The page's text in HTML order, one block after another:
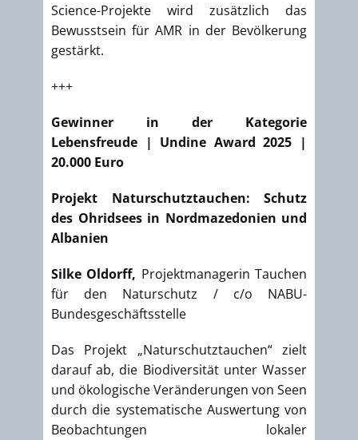
Science-Projekte wird zusätzlich das
Bewusstsein für AMR in der Bevölkerung
gestärkt.
+++
Gewinner in der Kategorie
Lebensfreude | Undine Award 2025 |
20.000 Euro
Projekt Naturschutztauchen: Schutz
des Ohridsees in Nordmazedonien und
Albanien
Silke Oldorff, Projektmanagerin Tauchen
für den Naturschutz / c/o NABU-
Bundesgeschäftsstelle
Das Projekt „Naturschutztauchen“ zielt
darauf ab, die Biodiversität unter Wasser
und ökologische Veränderungen von Seen
durch die systematische Auswertung von
Beobachtungen lokaler